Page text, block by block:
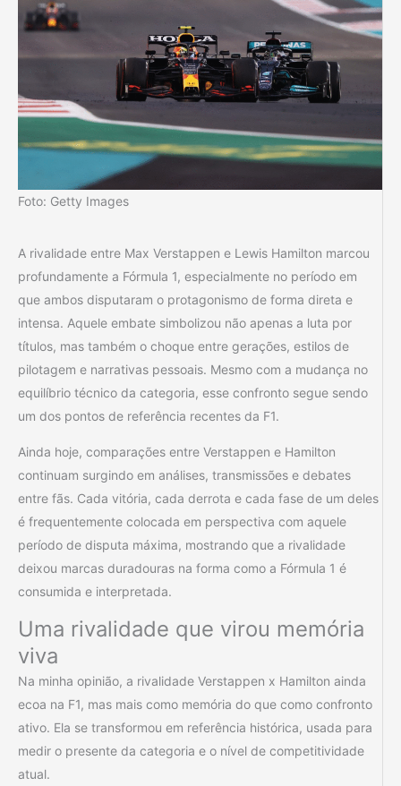
Foto: Getty Images
A rivalidade entre Max Verstappen e Lewis Hamilton marcou
profundamente a Fórmula 1, especialmente no período em
que ambos disputaram o protagonismo de forma direta e
intensa. Aquele embate simbolizou não apenas a luta por
títulos, mas também o choque entre gerações, estilos de
pilotagem e narrativas pessoais. Mesmo com a mudança no
equilíbrio técnico da categoria, esse confronto segue sendo
um dos pontos de referência recentes da F1.
Ainda hoje, comparações entre Verstappen e Hamilton
continuam surgindo em análises, transmissões e debates
entre fãs. Cada vitória, cada derrota e cada fase de um deles
é frequentemente colocada em perspectiva com aquele
período de disputa máxima, mostrando que a rivalidade
deixou marcas duradouras na forma como a Fórmula 1 é
consumida e interpretada.
Uma rivalidade que virou memória
viva
Na minha opinião, a rivalidade Verstappen x Hamilton ainda
ecoa na F1, mas mais como memória do que como confronto
ativo. Ela se transformou em referência histórica, usada para
medir o presente da categoria e o nível de competitividade
atual.